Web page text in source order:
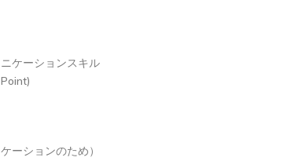
ケーションスキル
ーションのため）